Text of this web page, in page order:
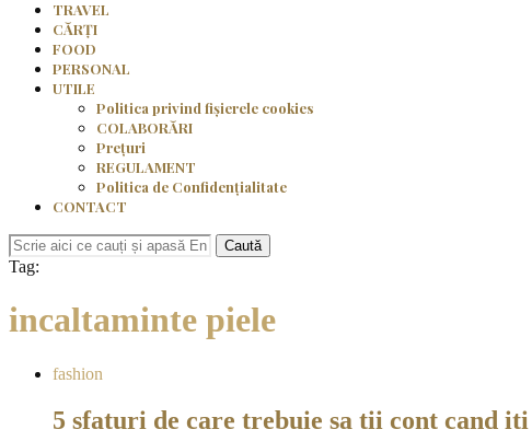
TRAVEL
CĂRȚI
FOOD
PERSONAL
UTILE
Politica privind fișierele cookies
COLABORĂRI
Prețuri
REGULAMENT
Politica de Confidențialitate
CONTACT
Caută
Tag:
incaltaminte piele
fashion
5 sfaturi de care trebuie sa tii cont cand